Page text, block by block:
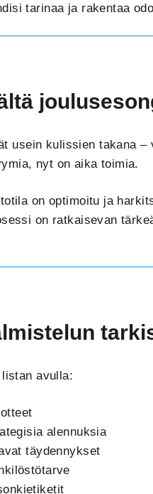
tarinaa ja rakentaa
usein kulissien takana
nyt on aika toimia.
on optimoitu ja
on ratkaisevan
avulla:
alennuksia
täydennykset